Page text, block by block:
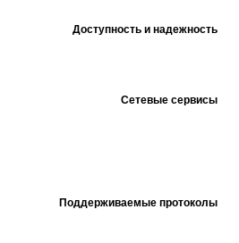
Доступность и надежность
Сетевые сервисы
Поддерживаемые протоколы